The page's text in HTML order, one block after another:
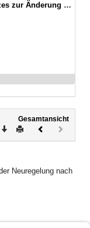
vom 8. Juli 2013
Gesamtansicht
Download
DruckenVorheriges
Neuregelung nach